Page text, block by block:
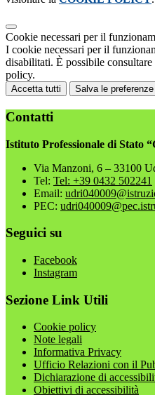
Cookie necessari per il
I cookie necessari per il
disabilitati. È possibile
policy.
Accetta tutti Salva le preferenze
Contatti
Istituto Professionale di Stato
Via Manzoni, 6 – 33100
Tel: Tel: +39 0432 502241
Email:
PEC:
Seguici su
Facebook
Instagram
Sezione Link Utili
Cookie policy
Note legali
Informativa Privacy
Ufficio Relazioni con il
Dichiarazione di
Obiettivi di accessibilità